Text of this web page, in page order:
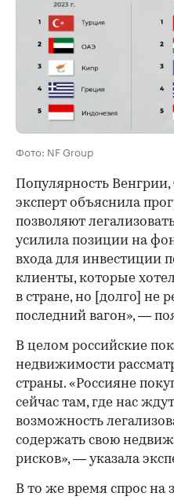
00:00
Фото: NF Group
Популярность
эксперт объяснила
позволяют
усилила позиции на
входа для инвестиции
клиенты, которые
в стране, но [долго] не
последний вагон», —
В целом российские
недвижимости
страны. «Россияне
сейчас там, где нас
возможность
содержать свою
рисков», — указала
В то же время спрос на